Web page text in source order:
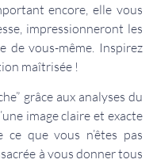
encore, elle vous
impressionneront les
de vous-même. Inspirez
maîtrisée !
grâce aux analyses du
image claire et exacte
que vous n’êtes pas
à vous donner tous